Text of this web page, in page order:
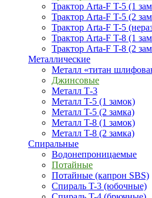
Трактор Arta-F T-5 (1
Трактор Arta-F T-5 (2
Трактор Arta-F T-5
Трактор Arta-F T-8 (1
Трактор Arta-F T-8 (2
Металлические
Металл «титан
Джинсовые
Металл Т-3
Металл T-5 (1 замок)
Металл T-5 (2 замка)
Металл T-8 (1 замок)
Металл T-8 (2 замка)
Спиральные
Водонепроницаемые
Потайные
Потайные (капрон SBS)
Спираль T-3 (юбочные)